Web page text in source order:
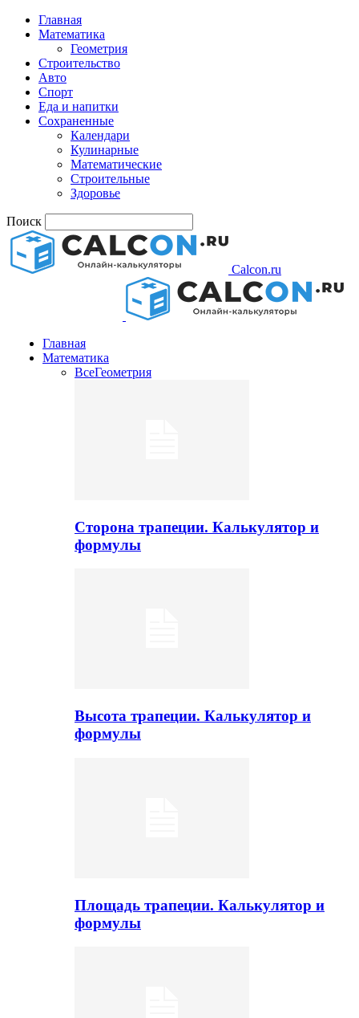
Главная
Математика
Геометрия
Строительство
Авто
Спорт
Еда и напитки
Сохраненные
Календари
Кулинарные
Математические
Строительные
Здоровье
Поиск
Calcon.ru
Главная
Математика
ВсеГеометрия
Сторона трапеции. Калькулятор и
формулы
Высота трапеции. Калькулятор и
формулы
Площадь трапеции. Калькулятор и
формулы